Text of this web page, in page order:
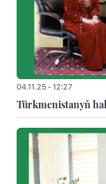
04.11.25 - 12:27
Türkmenistanyň